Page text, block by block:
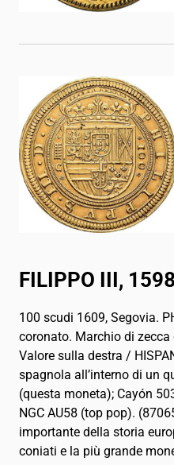
FILIPPO III,
100 scudi 1609, Segovia.
coronato. Marchio di zecca
Valore sulla destra /
spagnola all’interno di un
(questa moneta); Cayón
NGC AU58 (top pop).
importante della storia
coniati e la più grande